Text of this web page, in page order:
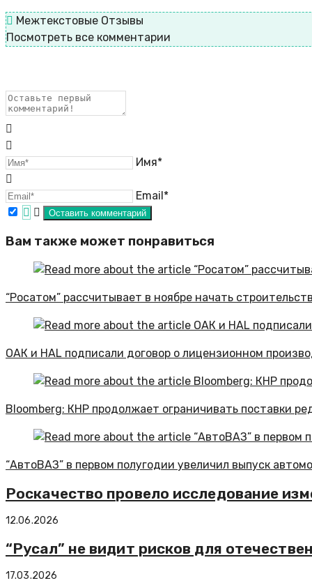
Межтекстовые Отзывы
Посмотреть все комментарии
Имя*
Email*
Вам также может понравиться
“Росатом” рассчитывает в ноябре начать
ОАК и HAL подписали договор о лицензионном
Bloomberg: КНР продолжает ограничивать поставки
“АвтоВАЗ” в первом полугодии увеличил выпуск
Роскачество провело исследование
12.06.2026
“Русал” не видит рисков для
17.03.2026